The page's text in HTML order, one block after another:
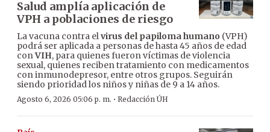
Salud amplía aplicación de
VPH a poblaciones de riesgo
La vacuna contra elvirus del papiloma humano (VPH)
podrá ser aplicada a personas de hasta 45 años de edad
conVIH, para quienes fueron víctimas de violencia
sexual, quienes reciben tratamiento con medicamentos
con inmunodepresor, entre otros grupos. Seguirán
siendo prioridad los niños y niñas de 9 a 14 años.
Agosto 6, 2026 05:06 p. m. · Redacción ÚH